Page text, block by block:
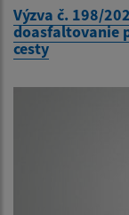
Výzva č. 198/
doasfaltovanie
cesty